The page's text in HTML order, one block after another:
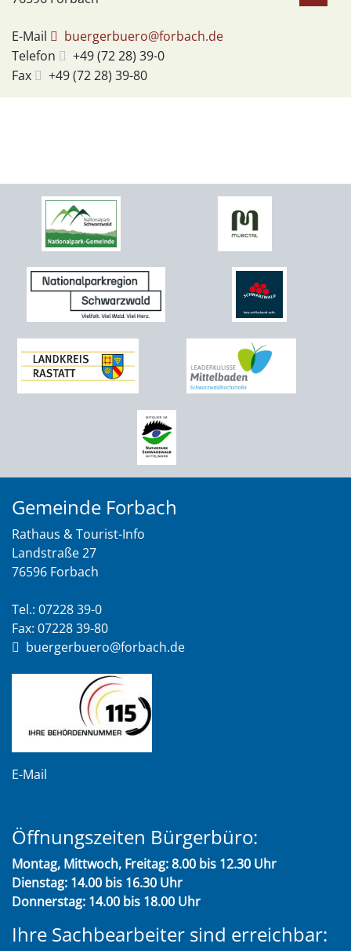
E-Mail
buergerbuero@forbach.de
Telefon
+49 (7228) 39-0
Fax
+49 (7228) 39-80
Gemeinde Forbach
Rathaus & Tourist-Info
Landstraße 27
76596 Forbach
Tel.: 07228 39-0
Fax: 07228 39-80
buergerbuero@forbach.de
E-Mail
Öffnungszeiten Bürgerbüro:
Montag, Mittwoch, Freitag: 8.00 bis 12.30 Uhr
Dienstag: 14.00 bis 16.30 Uhr
Donnerstag: 14.00 bis 18.00 Uhr
Ihre Sachbearbeiter sind erreichbar: